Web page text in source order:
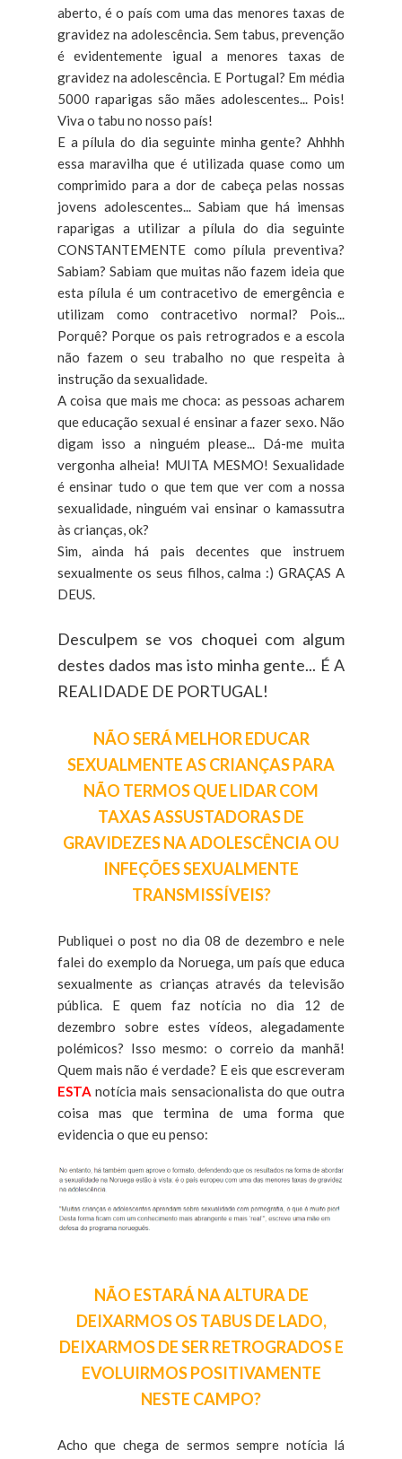
aberto, é o país com uma das menores taxas de
gravidez na adolescência. Sem tabus, prevenção
é evidentemente igual a menores taxas de
gravidez na adolescência. E Portugal? Em média
5000 raparigas são mães adolescentes... Pois!
Viva o tabu no nosso país!
E a pílula do dia seguinte minha gente? Ahhhh
essa maravilha que é utilizada quase como um
comprimido para a dor de cabeça pelas nossas
jovens adolescentes... Sabiam que há imensas
raparigas a utilizar a pílula do dia seguinte
CONSTANTEMENTE como pílula preventiva?
Sabiam? Sabiam que muitas não fazem ideia que
esta pílula é um contracetivo de emergência e
utilizam como contracetivo normal? Pois...
Porquê? Porque os pais retrogrados e a escola
não fazem o seu trabalho no que respeita à
instrução da sexualidade.
A coisa que mais me choca: as pessoas acharem
que educação sexual é ensinar a fazer sexo. Não
digam isso a ninguém please... Dá-me muita
vergonha alheia! MUITA MESMO! Sexualidade
é ensinar tudo o que tem que ver com a nossa
sexualidade, ninguém vai ensinar o kamassutra
às crianças, ok?
Sim, ainda há pais decentes que instruem
sexualmente os seus filhos, calma :) GRAÇAS A
DEUS.
Desculpem se vos choquei com algum
destes dados mas isto minha gente... É A
REALIDADE DE PORTUGAL!
NÃO SERÁ MELHOR EDUCAR
SEXUALMENTE AS CRIANÇAS PARA
NÃO TERMOS QUE LIDAR COM
TAXAS ASSUSTADORAS DE
GRAVIDEZES NA ADOLESCÊNCIA OU
INFEÇÕES SEXUALMENTE
TRANSMISSÍVEIS?
Publiquei o post no dia 08 de dezembro e nele
falei do exemplo da Noruega, um país que educa
sexualmente as crianças através da televisão
pública. E quem faz notícia no dia 12 de
dezembro sobre estes vídeos, alegadamente
polémicos? Isso mesmo: o correio da manhã!
Quem mais não é verdade? E eis que escreveram
ESTA notícia mais sensacionalista do que outra
coisa mas que termina de uma forma que
evidencia o que eu penso:
NÃO ESTARÁ NA ALTURA DE
DEIXARMOS OS TABUS DE LADO,
DEIXARMOS DE SER RETROGRADOS E
EVOLUIRMOS POSITIVAMENTE
NESTE CAMPO?
Acho que chega de sermos sempre notícia lá